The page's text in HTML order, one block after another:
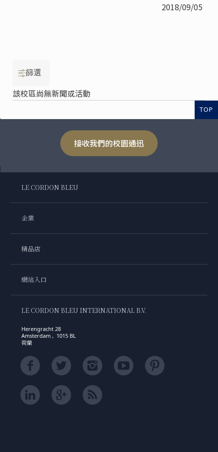
2018/09/05
篩選
該校區尚無新聞或活動
TOP
接收我們的校園通迅
LE CORDON BLEU
企業
精品店
網站入口
LE CORDON BLEU INTERNATIONAL B.V.
Herengracht 28
Amsterdam , 1015 BL
荷蘭